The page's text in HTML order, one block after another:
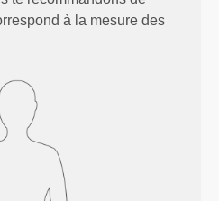
à la mesure des